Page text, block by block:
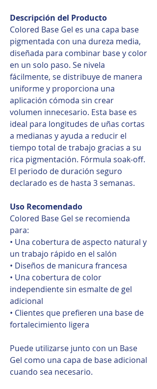
Descripción del Producto
Colored Base Gel es una capa base
pigmentada con una dureza media,
diseñada para combinar base y color
en un solo paso. Se nivela
fácilmente, se distribuye de manera
uniforme y proporciona una
aplicación cómoda sin crear
volumen innecesario. Esta base es
ideal para longitudes de uñas cortas
a medianas y ayuda a reducir el
tiempo total de trabajo gracias a su
rica pigmentación. Fórmula soak-off.
El periodo de duración seguro
declarado es de hasta 3 semanas.
Uso Recomendado
Colored Base Gel se recomienda
para:
• Una cobertura de aspecto natural y
un trabajo rápido en el salón
• Diseños de manicura francesa
• Una cobertura de color
independiente sin esmalte de gel
adicional
• Clientes que prefieren una base de
fortalecimiento ligera
Puede utilizarse junto con un Base
Gel como una capa de base adicional
cuando sea necesario.